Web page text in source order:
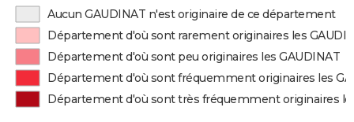
Aucun GAUDINAT n'est originaire de ce département
Département d'où sont rarement originaires les
Département d'où sont peu originaires les GAUDINAT
Département d'où sont fréquemment originaires les
Département d'où sont très fréquemment originaires